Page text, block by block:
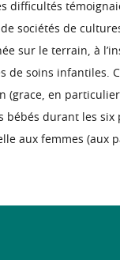
difficultés
sociétés de
sur le terrain, à
soins infantiles.
(grace, en
bébés durant les
aux femmes